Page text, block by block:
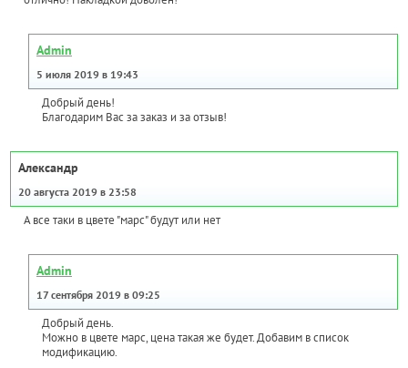
Admin
5 июля 2019 в 19:43
Добрый день!
Благодарим Вас за заказ и за отзыв!
Александр
20 августа 2019 в 23:58
А все таки в цвете "марс" будут или нет
Admin
17 сентября 2019 в 09:25
Добрый день.
Можно в цвете марс, цена такая же будет. Добавим в список
модификацию.